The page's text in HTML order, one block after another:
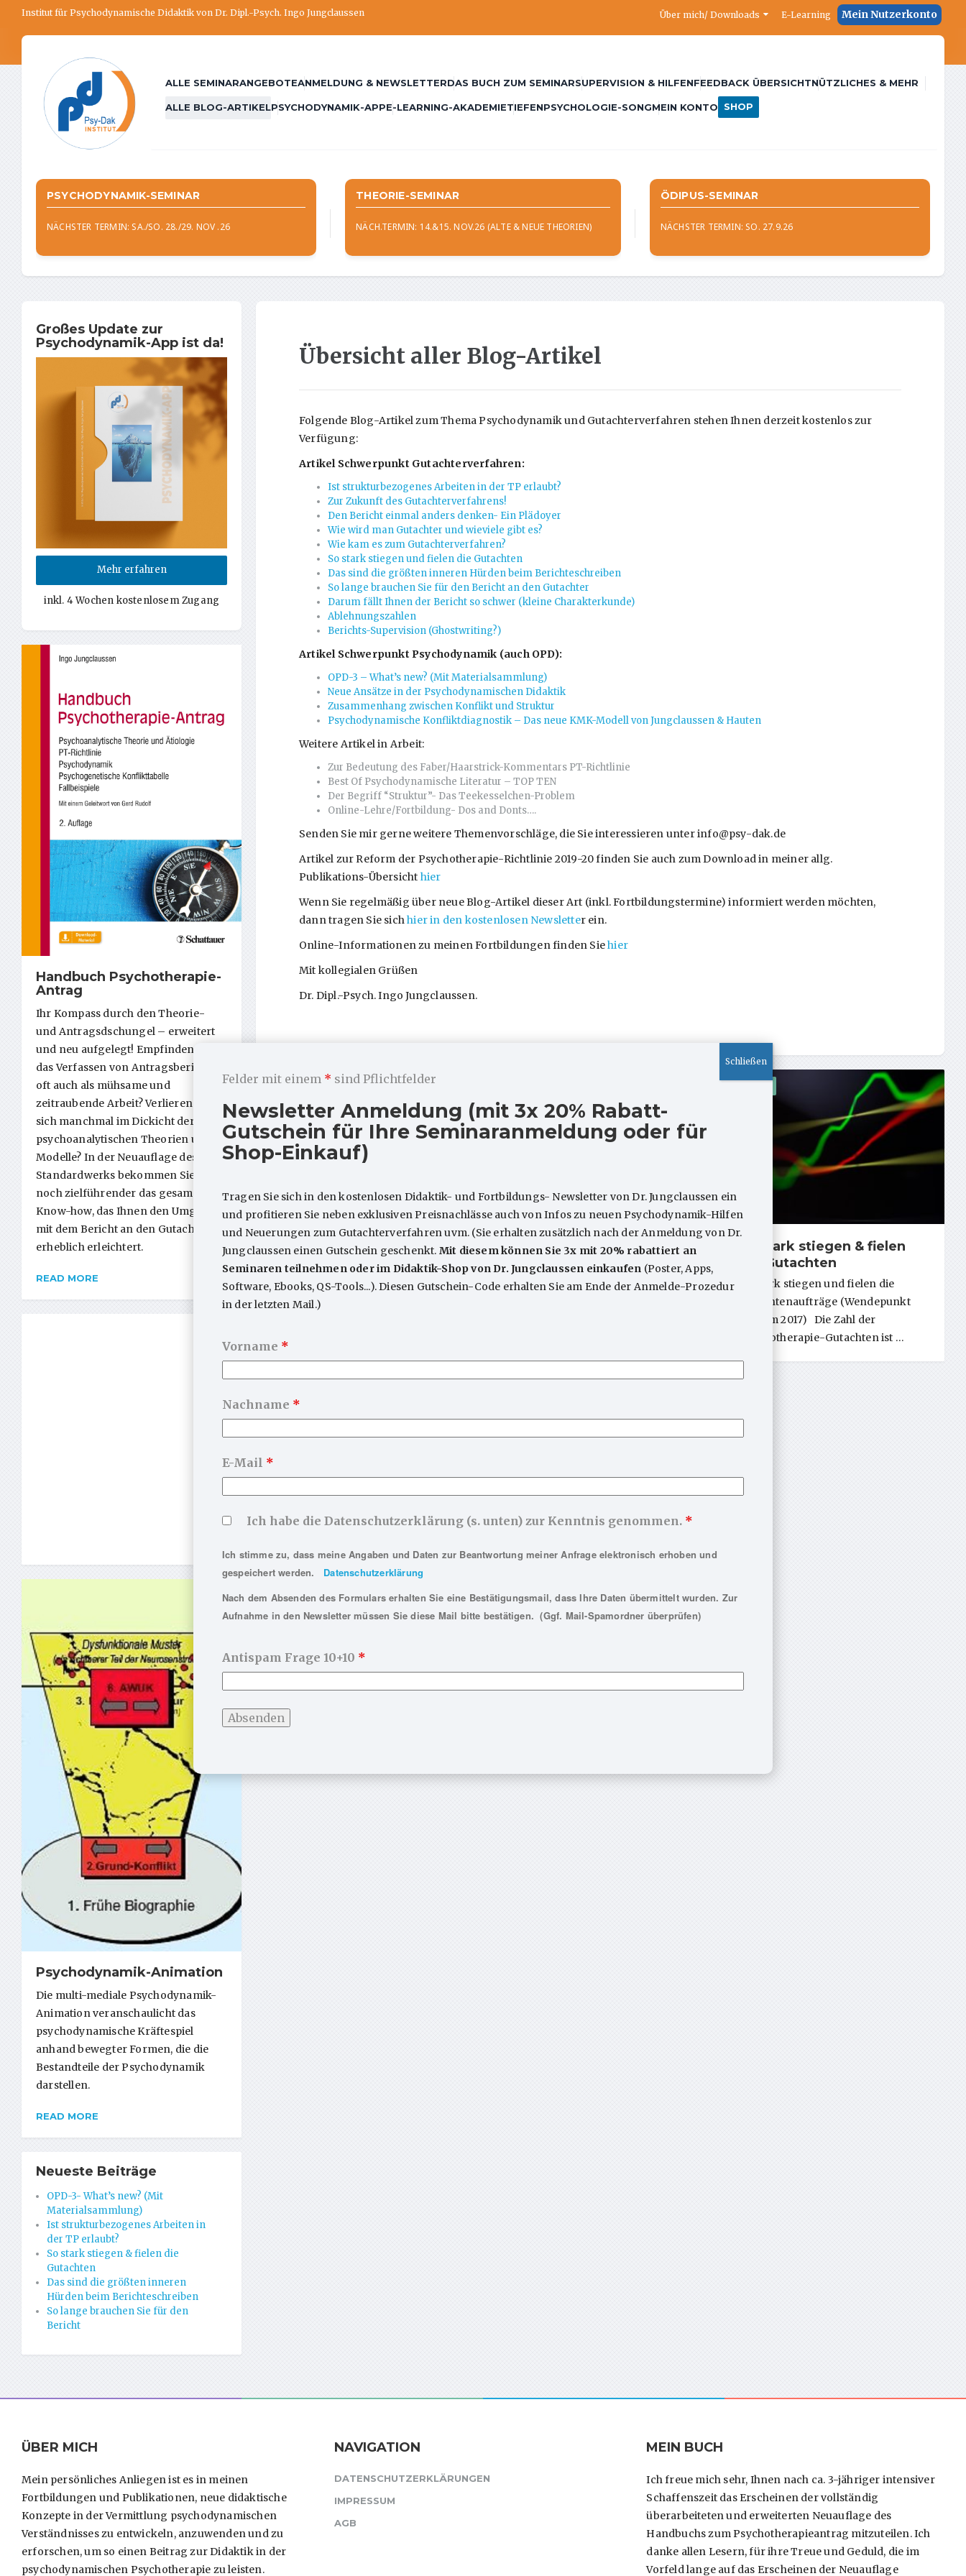
Institut für Psychodynamische Didaktik von Dr. Dipl.-Psych. Ingo Jungclaussen Über mich/ Downloads E-Learning Mein Nutzerkonto
ALLE SEMINARANGEBOTEANMELDUNG & NEWSLETTERDAS BUCH ZUM SEMINARSUPERVISION & HILFENFEEDBACK ÜBERSICHTNÜTZLICHES & MEHR
ALLE BLOG-ARTIKELPSYCHODYNAMIK-APPE-LEARNING-AKADEMIETIEFENPSYCHOLOGIE-SONGMEIN KONTO SHOP
PSYCHODYNAMIK-SEMINAR
NÄCHSTER TERMIN: SA./SO. 28./29. NOV .26
THEORIE-SEMINAR
NÄCH.TERMIN: 14.&15. NOV.26 (ALTE & NEUE THEORIEN)
ÖDIPUS-SEMINAR
NÄCHSTER TERMIN: SO. 27.9.26
Übersicht aller Blog-Artikel
Folgende Blog-Artikel zum Thema Psychodynamik und Gutachterverfahren stehen Ihnen derzeit kostenlos zur
Verfügung:
Artikel Schwerpunkt Gutachterverfahren:
Ist strukturbezogenes Arbeiten in der TP erlaubt?
Zur Zukunft des Gutachterverfahrens!
Den Bericht einmal anders denken- Ein Plädoyer
Wie wird man Gutachter und wieviele gibt es?
Wie kam es zum Gutachterverfahren?
So stark stiegen und fielen die Gutachten
Das sind die größten inneren Hürden beim Berichteschreiben
So lange brauchen Sie für den Bericht an den Gutachter
Darum fällt Ihnen der Bericht so schwer (kleine Charakterkunde)
Ablehnungszahlen
Berichts-Supervision (Ghostwriting?)
Artikel Schwerpunkt Psychodynamik (auch OPD):
OPD-3 – What’s new? (Mit Materialsammlung)
Neue Ansätze in der Psychodynamischen Didaktik
Zusammenhang zwischen Konflikt und Struktur
Psychodynamische Konfliktdiagnostik – Das neue KMK-Modell von Jungclaussen & Hauten
Weitere Artikel in Arbeit:
Zur Bedeutung des Faber/Haarstrick-Kommentars PT-Richtlinie
Best Of Psychodynamische Literatur – TOP TEN
Der Begriff “Struktur”- Das Teekesselchen-Problem
Online-Lehre/Fortbildung- Dos and Donts….
Senden Sie mir gerne weitere Themenvorschläge, die Sie interessieren unter info@psy-dak.de
Artikel zur Reform der Psychotherapie-Richtlinie 2019-20 finden Sie auch zum Download in meiner allg.
Publikations-Übersicht hier
Wenn Sie regelmäßig über neue Blog-Artikel dieser Art (inkl. Fortbildungstermine) informiert werden möchten,
dann tragen Sie sichhier in den kostenlosen Newsletter ein.
Online-Informationen zu meinen Fortbildungen finden Siehier
Mit kollegialen Grüßen
Dr. Dipl.-Psych. Ingo Jungclaussen.
ARTIKEL
OPD-3- What’s new? (Mit
Materialsammlung)
OPD-3 What’s new?: Ein Hauch mehr
Unbewusstes weht durch die
Ist strukturbezogenes
Arbeiten in der TP erlaubt?
Ist strukturbezogenes Arbeiten in
So stark stiegen & fielen
die Gutachten
So stark stiegen und fielen die
Gutachtenaufträge (Wendepunkt
Reform 2017) Die Zahl der
Psychotherapie-Gutachten ist …
Großes Update zur
Psychodynamik-App ist da!
Mehr erfahren
inkl. 4 Wochen kostenlosem Zugang
Handbuch Psychotherapie-
Antrag
Ihr Kompass durch den Theorie-
und Antragsdschungel – erweitert
und neu aufgelegt! Empfinden Sie
das Verfassen von Antragsberichten
oft auch als mühsame und
zeitraubende Arbeit? Verlieren Sie
sich manchmal im Dickicht der
psychoanalytischen Theorien und
Modelle? In der Neuauflage des
Standardwerks bekommen Sie jetzt
noch zielführender das gesamte
Know-how, das Ihnen den Umgang
mit dem Bericht an den Gutachter
erheblich erleichtert.
READ MORE
Psychodynamik-Animation
Die multi-mediale Psychodynamik-
Animation veranschaulicht das
psychodynamische Kräftespiel
anhand bewegter Formen, die die
Bestandteile der Psychodynamik
darstellen.
READ MORE
Neueste Beiträge
OPD-3- What’s new? (Mit
Materialsammlung)
Ist strukturbezogenes Arbeiten in
der TP erlaubt?
So stark stiegen & fielen die
Gutachten
Das sind die größten inneren
Hürden beim Berichteschreiben
So lange brauchen Sie für den
Bericht
ÜBER MICH
Mein persönliches Anliegen ist es in meinen
Fortbildungen und Publikationen, neue didaktische
Konzepte in der Vermittlung psychodynamischen
Verständnisses zu entwickeln, anzuwenden und zu
erforschen, um so einen Beitrag zur Didaktik in der
psychodynamischen Psychotherapie zu leisten.
NAVIGATION
DATENSCHUTZERKLÄRUNGEN
IMPRESSUM
AGB
MEIN BUCH
Ich freue mich sehr, Ihnen nach ca. 3-jähriger intensiver
Schaffenszeit das Erscheinen der vollständig
überarbeiteten und erweiterten Neuauflage des
Handbuchs zum Psychotherapieantrag mitzuteilen. Ich
danke allen Lesern, für ihre Treue und Geduld, die im
Vorfeld lange auf das Erscheinen der Neuauflage
Felder mit einem * sind Pflichtfelder
Newsletter Anmeldung (mit 3x 20% Rabatt-
Gutschein für Ihre Seminaranmeldung oder für
Shop-Einkauf)
Tragen Sie sich in den kostenlosen Didaktik- und Fortbildungs- Newsletter von Dr. Jungclaussen ein
und profitieren Sie neben exklusiven Preisnachlässe auch von Infos zu neuen Psychodynamik-Hilfen
und Neuerungen zum Gutachterverfahren uvm. (Sie erhalten zusätzlich nach der Anmeldung von Dr.
Jungclaussen einen Gutschein geschenkt. Mit diesem können Sie 3x mit 20% rabattiert an
Seminaren teilnehmen oder im Didaktik-Shop von Dr. Jungclaussen einkaufen (Poster, Apps,
Software, Ebooks, QS-Tools...). Diesen Gutschein-Code erhalten Sie am Ende der Anmelde-Prozedur
in der letzten Mail.)
Vorname *
Nachname *
E-Mail *
Ich habe die Datenschutzerklärung (s. unten) zur Kenntnis genommen. *
Ich stimme zu, dass meine Angaben und Daten zur Beantwortung meiner Anfrage elektronisch erhoben und
gespeichert werden.
Datenschutzerklärung
Nach dem Absenden des Formulars erhalten Sie eine Bestätigungsmail, dass Ihre Daten übermittelt wurden. Zur
Aufnahme in den Newsletter müssen Sie diese Mail bitte bestätigen. (Ggf. Mail-Spamordner überprüfen)
Antispam Frage 10+10 *